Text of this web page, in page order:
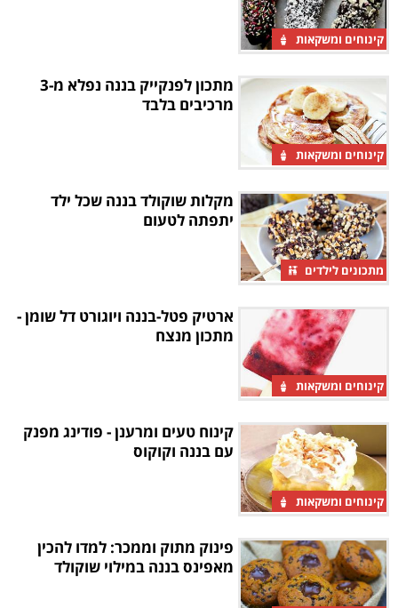
קינוחים ומשקאות
קינוחים ומשקאות
מתכון לפנקייק בננה נפלא מ-3
מרכיבים בלבד
מתכונים לילדים
מקלות שוקולד בננה שכל ילד
יתפתה לטעום
קינוחים ומשקאות
ארטיק פטל-בננה ויוגורט דל שומן -
מתכון מנצח
קינוחים ומשקאות
קינוח טעים ומרענן - פודינג מפנק
עם בננה וקוקוס
פינוק מתוק וממכר: למדו להכין
מאפינס בננה במילוי שוקולד